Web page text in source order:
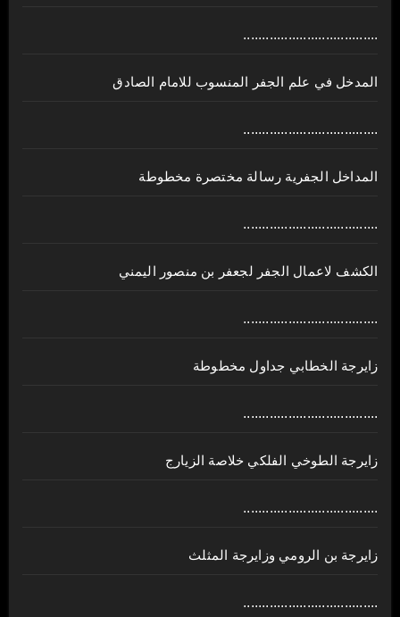
....................................
المدخل في علم الجفر المنسوب للامام الصادق
....................................
المداخل الجفرية رسالة مختصرة مخطوطة
....................................
الكشف لاعمال الجفر لجعفر بن منصور اليمني
....................................
زايرجة الخطابي جداول مخطوطة
....................................
زايرجة الطوخي الفلكي خلاصة الزيارج
....................................
زايرجة بن الرومي وزايرجة المثلث
....................................